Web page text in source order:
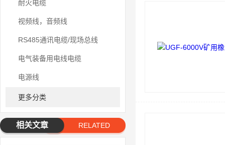
耐火电缆
视频线，音频线
RS485通讯电缆/现场总线
电气装备用电线电缆
电源线
更多分类
相关文章
RELATED